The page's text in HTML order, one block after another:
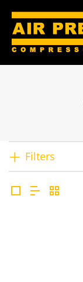
Filters